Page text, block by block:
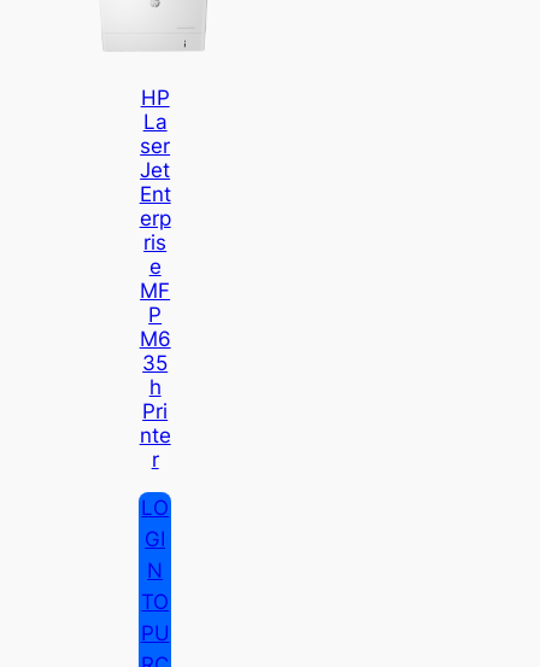
HP
La
Ser
Jet
Ent
Erp
Ris
E
MF
P
M6
35
H
Pri
Nte
R
LO
GI
N
TO
PU